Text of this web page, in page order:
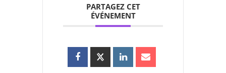
PARTAGEZ CET
ÉVÉNEMENT